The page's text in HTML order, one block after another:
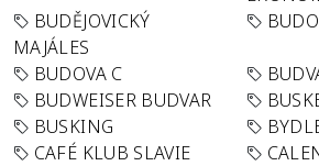
BUDĚJOVICKÝ
MAJÁLES
BUDOVA C
BUDWEISER BUDVAR
BUSKING
CAFÉ KLUB SLAVIE